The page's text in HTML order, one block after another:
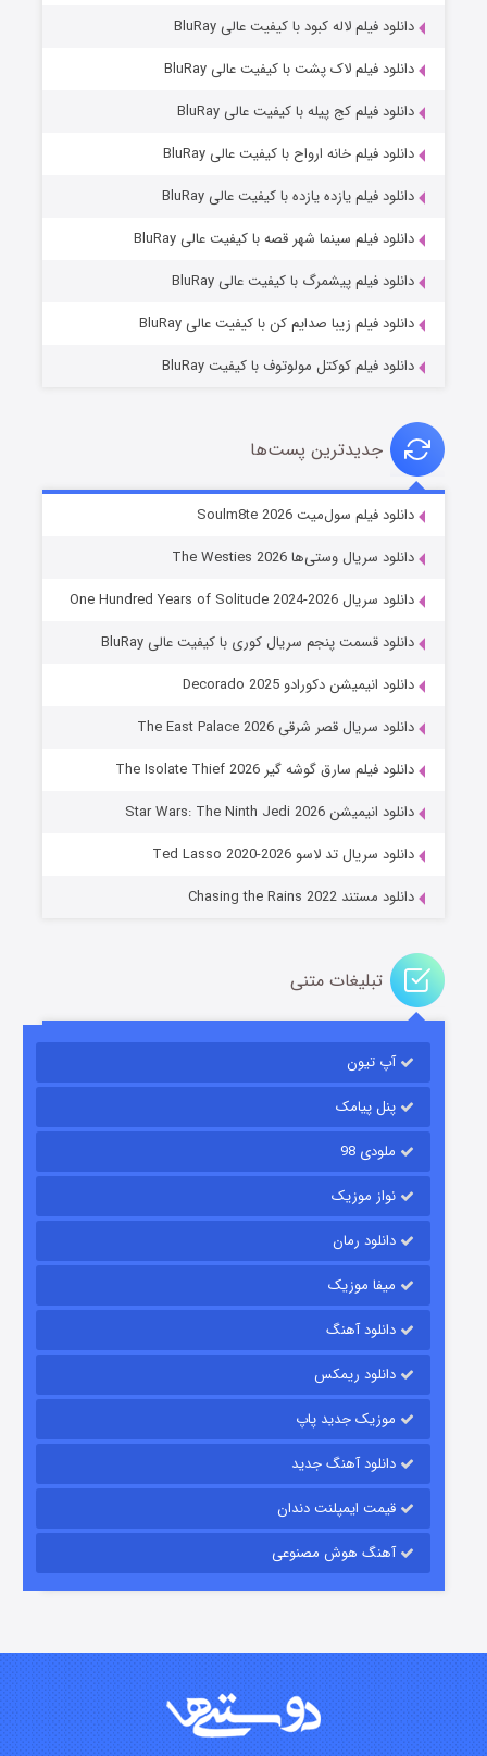
خاندان اژدها فصل ۳
جادوگری در مغولستان
قسمت ۱۴ (زیرنویس) منتشر شد
رویایی برای تو
قسمت
قسمت۲ (دوبله) منتشر شد
دانلود فیلم لاله کبود با کیفیت عالی BluRay
دانلود فیلم لاک پشت با کیفیت عالی BluRay
دانلود فیلم کج‌ پیله با کیفیت عالی BluRay
دانلود فیلم خانه ارواح با کیفیت عالی BluRay
دانلود فیلم یازده یازده با کیفیت عالی BluRay
دانلود فیلم سینما شهر قصه با کیفیت عالی BluRay
دانلود فیلم پیشمرگ با کیفیت عالی BluRay
دانلود فیلم زیبا صدایم کن با کیفیت عالی BluRay
دانلود فیلم کوکتل مولوتوف با کیفیت BluRay
جدیدترین پست‌ها
دانلود فیلم سول‌میت Soulm8te 2026
دانلود سریال وستی‌ها The Westies 2026
دانلود سریال One Hundred Years of Solitude 2024-2026
دانلود قسمت پنجم سریال کوری با کیفیت عالی BluRay
دانلود انیمیشن دکورادو Decorado 2025
دانلود سریال قصر شرقی The East Palace 2026
دانلود فیلم سارق گوشه گیر The Isolate Thief 2026
دانلود انیمیشن Star Wars: The Ninth Jedi 2026
دانلود سریال تد لاسو Ted Lasso 2020-2026
دانلود مستند Chasing the Rains 2022
تبلیغات متنی
آپ تیون
پنل پیامک
ملودی 98
نواز موزیک
دانلود رمان
میفا موزیک
دانلود آهنگ
دانلود ریمکس
موزیک جدید پاپ
دانلود آهنگ جدید
قیمت ایمپلنت دندان
آهنگ هوش مصنوعی